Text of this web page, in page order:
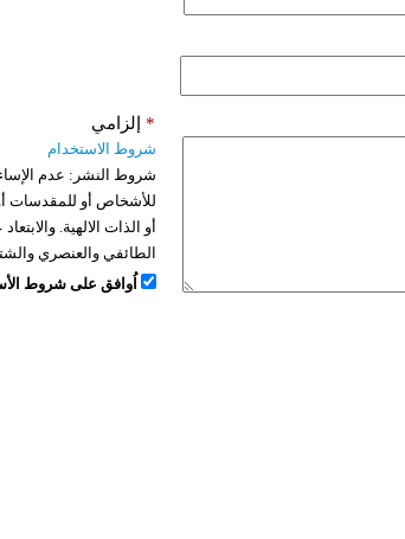
إلزامي *
شروط الاستخدام
شروط النشر: عدم
للأشخاص أو للمقدسات
أو الذات الالهية.
الطائفي والعنصري
اُوافق على شروط